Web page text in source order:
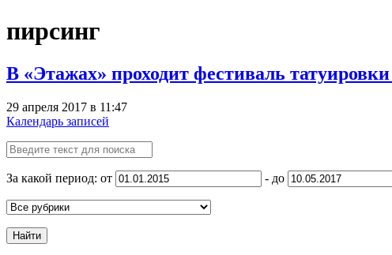
пирсинг
В «Этажах» проходит фестиваль
29 апреля 2017 в 11:47
Календарь записей
За какой период: от - до
Найти